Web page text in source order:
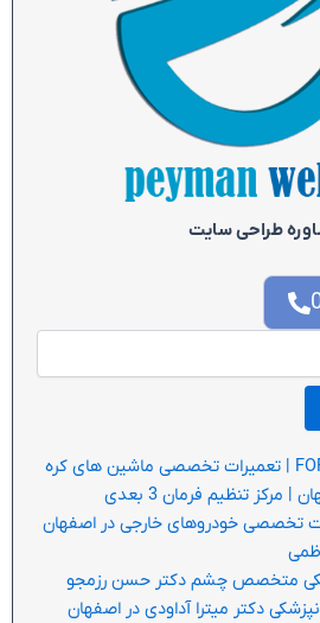
طراحی سایت
FORMULA CENTER | تعمیرات تخصصی ماشین های کره
مرکز تنظیم فرمان 3 بعدی
تخصصی خودروهای خارجی در اصفهان
متخصص چشم دکتر حسن رزمجو
دکتر میترا آداودی در اصفهان